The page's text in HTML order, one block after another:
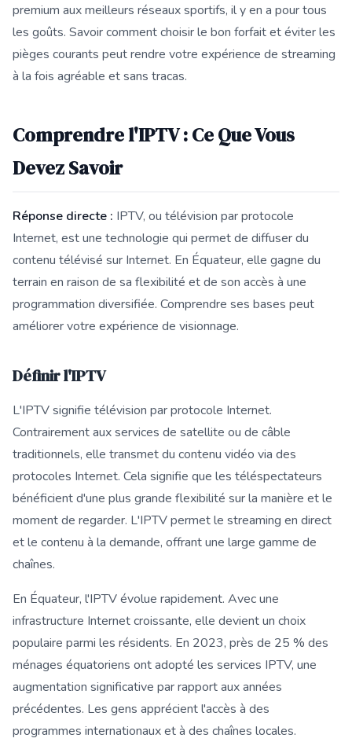
premium aux meilleurs réseaux sportifs, il y en a pour tous
les goûts. Savoir comment choisir le bon forfait et éviter les
pièges courants peut rendre votre expérience de streaming
à la fois agréable et sans tracas.
Comprendre l'IPTV : Ce Que Vous
Devez Savoir
Réponse directe : IPTV, ou télévision par protocole
Internet, est une technologie qui permet de diffuser du
contenu télévisé sur Internet. En Équateur, elle gagne du
terrain en raison de sa flexibilité et de son accès à une
programmation diversifiée. Comprendre ses bases peut
améliorer votre expérience de visionnage.
Définir l'IPTV
L'IPTV signifie télévision par protocole Internet.
Contrairement aux services de satellite ou de câble
traditionnels, elle transmet du contenu vidéo via des
protocoles Internet. Cela signifie que les téléspectateurs
bénéficient d'une plus grande flexibilité sur la manière et le
moment de regarder. L'IPTV permet le streaming en direct
et le contenu à la demande, offrant une large gamme de
chaînes.
En Équateur, l'IPTV évolue rapidement. Avec une
infrastructure Internet croissante, elle devient un choix
populaire parmi les résidents. En 2023, près de 25 % des
ménages équatoriens ont adopté les services IPTV, une
augmentation significative par rapport aux années
précédentes. Les gens apprécient l'accès à des
programmes internationaux et à des chaînes locales.